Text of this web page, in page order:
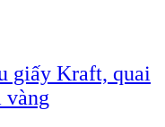
giấy Kraft, quai
vàng